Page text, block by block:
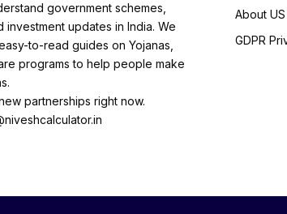
government schemes,
investment updates in India. We
to-read guides on Yojanas,
programs to help people make
partnerships right now.
About US
GDPR